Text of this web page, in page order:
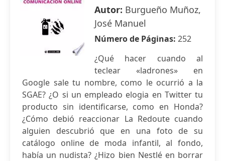
Autor: Burgueño Muñoz,
José Manuel
Número de Páginas: 252
¿Qué hacer cuando al
teclear «ladrones» en
Google sale tu nombre, como le ocurrió a la
SGAE? ¿O si un empleado elogia en Twitter tu
producto sin identificarse, como en Honda?
¿Cómo debió reaccionar La Redoute cuando
alguien descubrió que en una foto de su
catálogo online de moda infantil, al fondo,
había un nudista? ¿Hizo bien Nestlé en borrar